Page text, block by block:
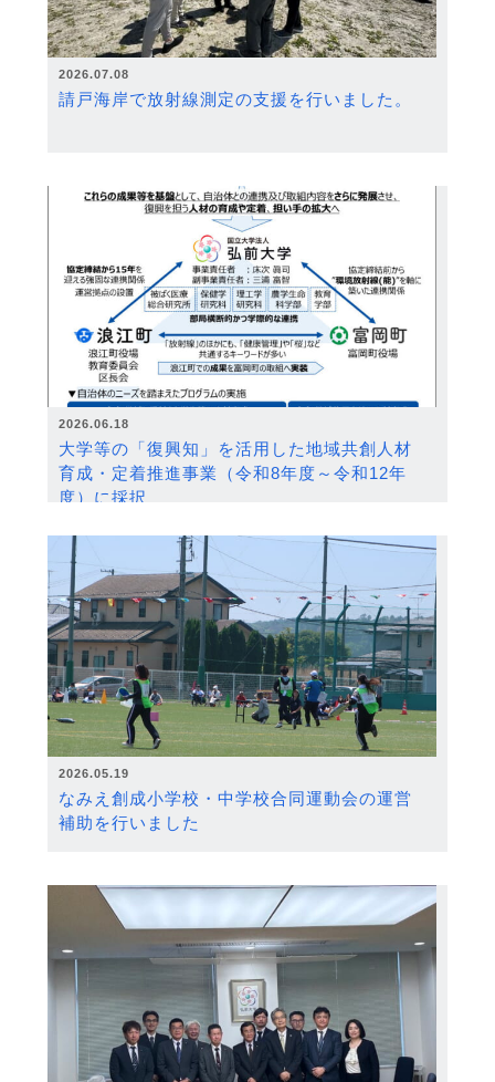
2026.07.08
請戸海岸で放射線測定の支援を行いました。
2026.06.18
大学等の「復興知」を活用した地域共創人材
育成・定着推進事業（令和8年度～令和12年
度）に採択
2026.05.19
なみえ創成小学校・中学校合同運動会の運営
補助を行いました